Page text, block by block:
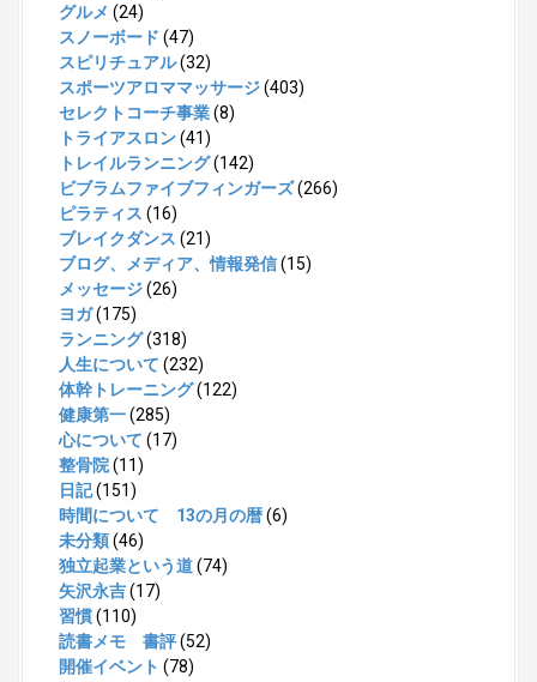
グルメ (24)
スノーボード (47)
スピリチュアル(32)
スポーツアロママッサージ(403)
セレクトコーチ事業(8)
トライアスロン(41)
トレイルランニング(142)
ビブラムファイブフィンガーズ(266)
ピラティス (16)
ブレイクダンス (21)
ブログ、メディア、情報発信(15)
メッセージ(26)
ヨガ(175)
ランニング(318)
人生について (232)
体幹トレーニング(122)
健康第一(285)
心について (17)
整骨院(11)
日記(151)
時間について 13の月の暦(6)
未分類(46)
独立起業という道(74)
矢沢永吉(17)
習慣(110)
読書メモ 書評(52)
開催イベント (78)